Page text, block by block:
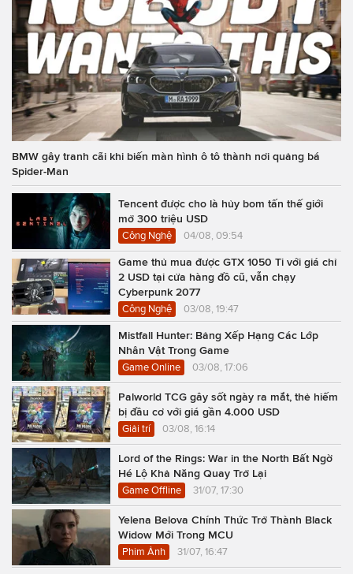
BMW gây tranh cãi khi biến màn hình ô tô thành nơi quảng bá
Spider-Man
Tencent được cho là hủy bom tấn thế giới
mở 300 triệu USD
Công Nghệ 04/08, 09:54
Game thủ mua được GTX 1050 Ti với giá chỉ
2 USD tại cửa hàng đồ cũ, vẫn chạy
Cyberpunk 2077
Công Nghệ 03/08, 19:47
Mistfall Hunter: Bảng Xếp Hạng Các Lớp
Nhân Vật Trong Game
Game Online 03/08, 17:06
Palworld TCG gây sốt ngày ra mắt, thẻ hiếm
bị đầu cơ với giá gần 4.000 USD
Giải trí 03/08, 16:14
Lord of the Rings: War in the North Bất Ngờ
Hé Lộ Khả Năng Quay Trở Lại
Game Offline 31/07, 17:30
Yelena Belova Chính Thức Trở Thành Black
Widow Mới Trong MCU
Phim Ảnh 31/07, 16:47